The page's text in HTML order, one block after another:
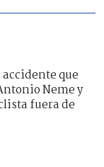
accidente que
Neme y
fuera de